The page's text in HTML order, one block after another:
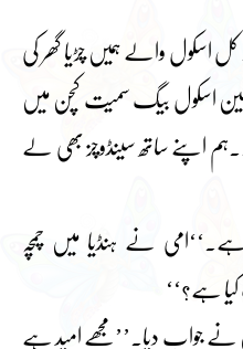
اسکول والے ہمیں چڑیا گھر کی
اسکول بیگ سمیت کچن میں
اپنے ساتھ سینڈوچز بھی لے
نے ہنڈیا میں چمچہ
ہے؟‘‘
جواب دیا۔’’مجھے امید ہے